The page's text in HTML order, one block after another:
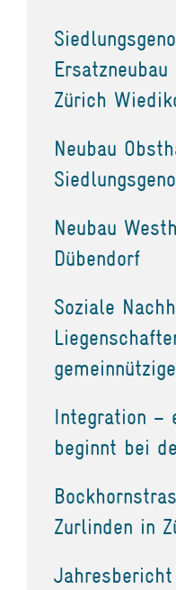
Zürich
Neubau
Neubau
Dübendorf
Soziale
Integration –
beginnt bei
Zurlinden in